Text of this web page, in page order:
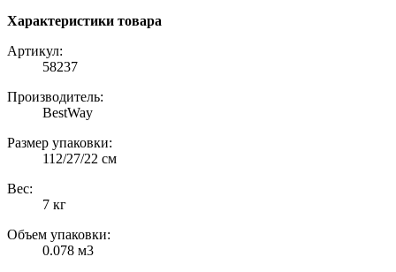
Характеристики товара
Артикул:
58237
Производитель:
BestWay
Размер упаковки:
112/27/22 см
Вес:
7 кг
Объем упаковки:
0.078 м3